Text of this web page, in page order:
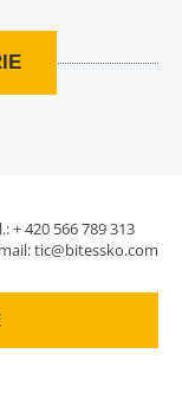
+ 420 566 789 313
tic@bitessko.com